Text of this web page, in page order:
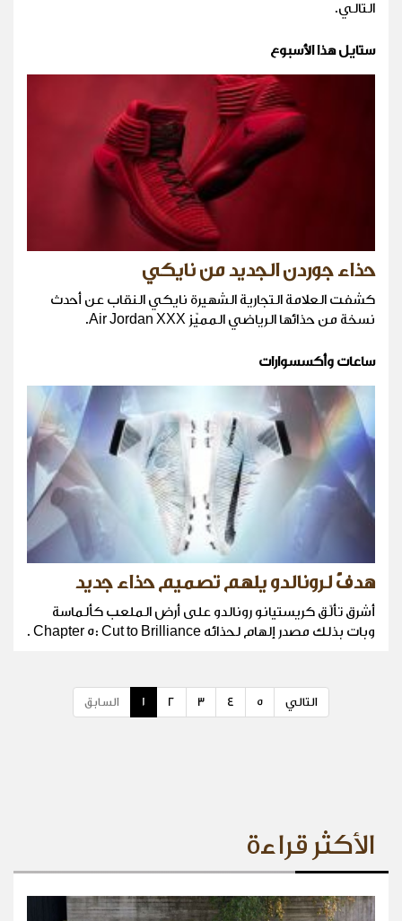
التالي.
ستايل هذا الأسبوع
حذاء جوردن الجديد من نايكي
كشفت العلامة التجارية الشهيرة نايكي النقاب عن أحدث
نسخة من حذائها الرياضي المميّز Air Jordan XXX.
ساعات وأكسسوارات
هدفٌ لرونالدو يلهم تصميم حذاء جديد
أشرق تألّق كريستيانو رونالدو على أرض الملعب كألماسة
وبات بذلك مصدر إلهام لحذائه Chapter 5: Cut to Brilliance .
السابق 1 2 3 4 5 التالي
الأكثر قراءة